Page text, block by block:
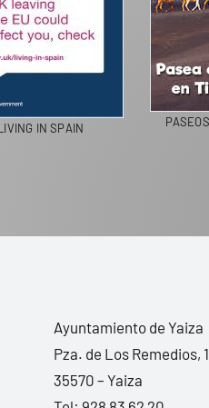
COLEGIOS DE LA BIOSFERA
Ayuntamiento de Yaiza
Pza. de Los Remedios, 1
35570 – Yaiza